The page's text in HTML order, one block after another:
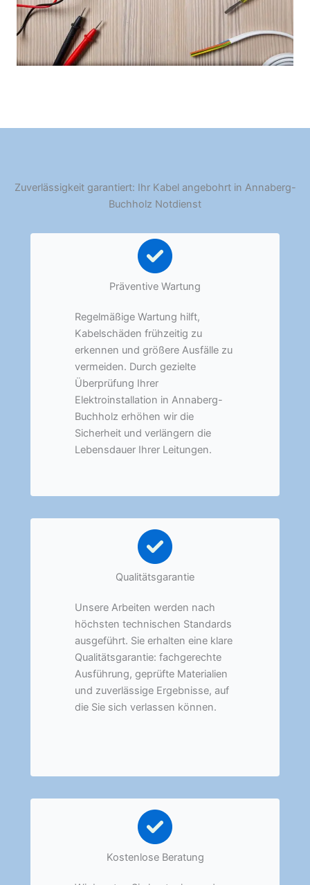
Zuverlässigkeit garantiert: Ihr Kabel angebohrt in Annaberg-
Buchholz Notdienst
Präventive Wartung
Regelmäßige Wartung hilft,
Kabelschäden frühzeitig zu
erkennen und größere Ausfälle zu
vermeiden. Durch gezielte
Überprüfung Ihrer
Elektroinstallation in Annaberg-
Buchholz erhöhen wir die
Sicherheit und verlängern die
Lebensdauer Ihrer Leitungen.
Qualitätsgarantie
Unsere Arbeiten werden nach
höchsten technischen Standards
ausgeführt. Sie erhalten eine klare
Qualitätsgarantie: fachgerechte
Ausführung, geprüfte Materialien
und zuverlässige Ergebnisse, auf
die Sie sich verlassen können.
Kostenlose Beratung